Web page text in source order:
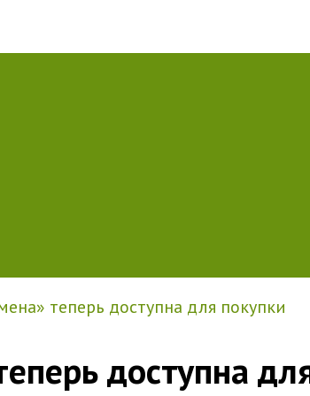
теперь доступна для покупки
доступна